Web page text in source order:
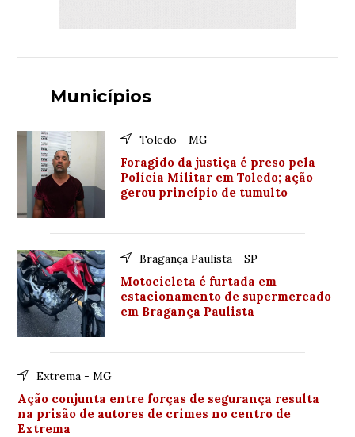
Municípios
Toledo - MG
Foragido da justiça é preso pela
Polícia Militar em Toledo; ação
gerou princípio de tumulto
Bragança Paulista - SP
Motocicleta é furtada em
estacionamento de supermercado
em Bragança Paulista
Extrema - MG
Ação conjunta entre forças de segurança resulta
na prisão de autores de crimes no centro de
Extrema